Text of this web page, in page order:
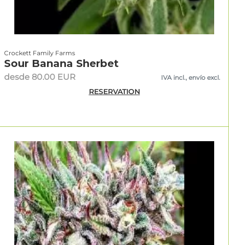
Crockett Family Farms
Sour Banana Sherbet
desde 80.00 EUR IVA incl., envío excl.
RESERVATION